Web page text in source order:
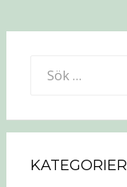
efter:
KATEGORIER